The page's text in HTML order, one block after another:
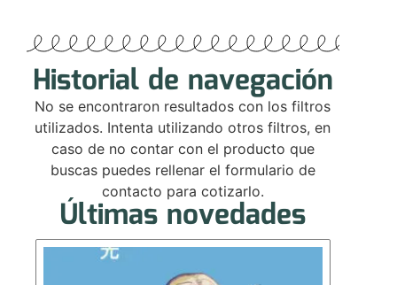
Historial de navegación
No se encontraron resultados con los filtros
utilizados. Intenta utilizando otros filtros, en
caso de no contar con el producto que
buscas puedes rellenar el formulario de
contacto para cotizarlo.
Últimas novedades